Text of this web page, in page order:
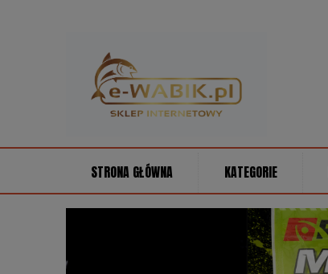
STRONA GŁÓWNA KATEGORIE